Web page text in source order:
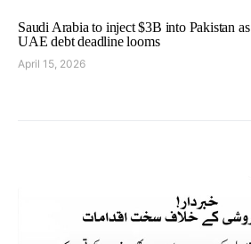
Saudi Arabia to inject $3B into Pakistan as
UAE debt deadline looms
April 15, 2026